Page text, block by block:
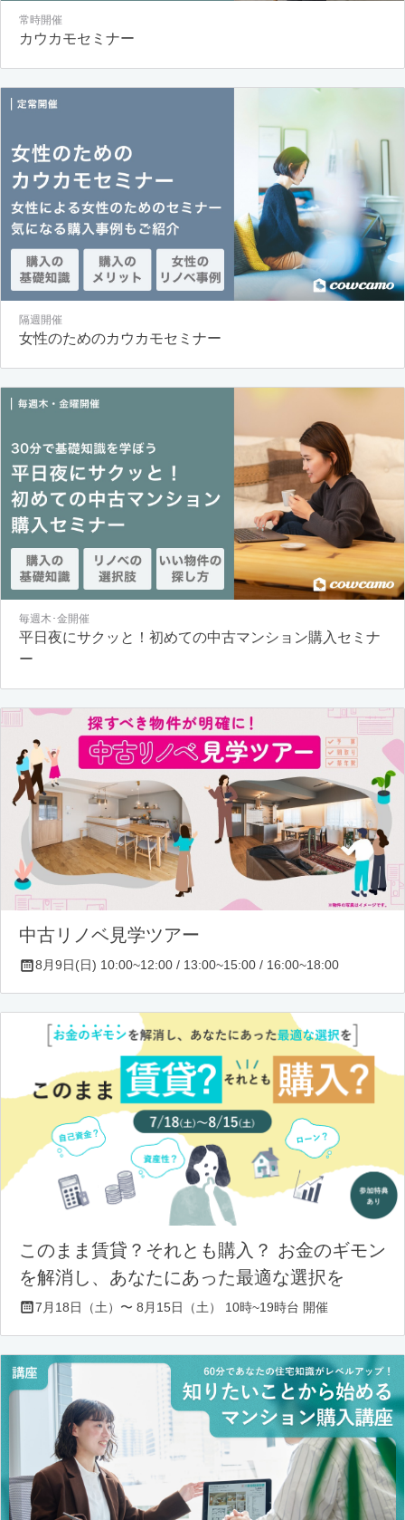
常時開催
カウカモセミナー
隔週開催
女性のためのカウカモセミナー
毎週木･金開催
平日夜にサクッと！初めての中古マンション購入セミナ
ー
中古リノベ見学ツアー
8月9日(日) 10:00~12:00 / 13:00~15:00 / 16:00~18:00
このまま賃貸？それとも購入？ お金のギモン
を解消し、あなたにあった最適な選択を
7月18日（土）〜 8月15日（土） 10時~19時台 開催